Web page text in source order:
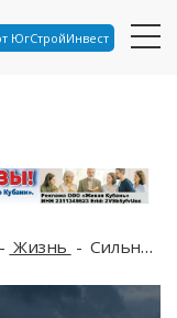
ЮгСтройИнвест
Жизнь Сильнейшая молния ударила в горах Сочи, разряд тока был 376 килоампер